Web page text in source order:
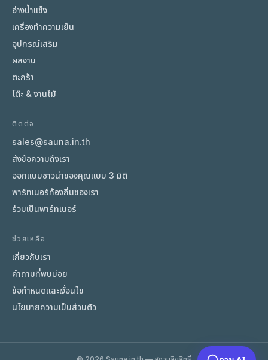
อ่างน้ำแข็ง
เครื่องทำความเย็น
อุปกรณ์เสริม
ผลงาน
ตะกร้า
โต๊ะ & งานไม้
ติดต่อ
sales@sauna.in.th
ส่งข้อความถึงเรา
ออกแบบซาวน่าของคุณแบบ 3 มิติ
พาร์ทเนอร์ท้องถิ่นของเรา
ร่วมเป็นพาร์ทเนอร์
ช่วยเหลือ
เกี่ยวกับเรา
คำถามที่พบบ่อย
ข้อกำหนดและเงื่อนไข
นโยบายความเป็นส่วนตัว